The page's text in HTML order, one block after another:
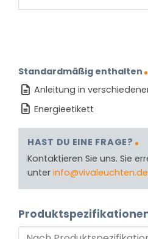
Standardmäßig enthalten
Anleitung in
Energieetikett
HAST DU EINE FRAGE?
Kontaktieren Sie uns. Sie
unter info@vivaleuchten.de